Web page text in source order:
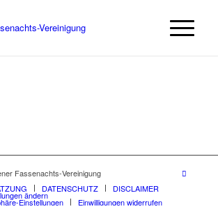
Fassenachts-Vereinigung
DATENSCHUTZ DISCLAIMER
ändern
Einstellungen Einwilligungen widerrufen